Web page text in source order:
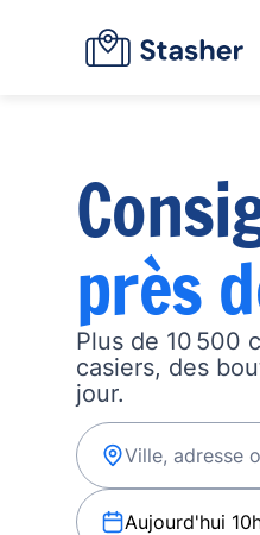
près
Plus de 10 500
casiers, des
jour.
Aujourd'hui